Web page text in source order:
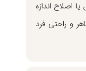
اصلاح اندازه
و راحتی فرد